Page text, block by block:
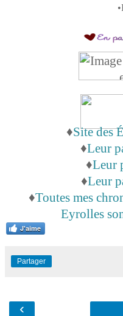
♦Site des
♦Leur
♦Leur
♦Leur
♦Toutes mes
Eyrolles
J'aime
Partager
‹